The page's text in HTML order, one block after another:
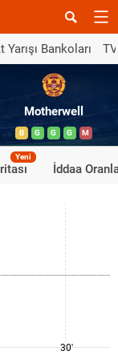
Yarışı Bankoları
Motherwell
B G G G M
Yeni
İddaa
30'